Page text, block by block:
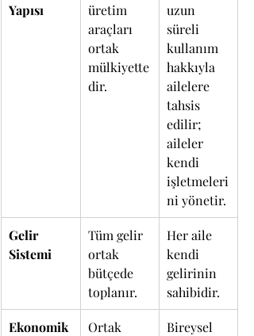
Yapısı
üretim
araçları
ortak
mülkiyette
dir.
uzun
süreli
kullanım
hakkıyla
ailelere
tahsis
edilir;
aileler
kendi
işletmeleri
ni yönetir.
Gelir
Sistemi
Tüm gelir
ortak
bütçede
toplanır.
Her aile
kendi
gelirinin
sahibidir.
Ekonomik
Ortak
Bireysel